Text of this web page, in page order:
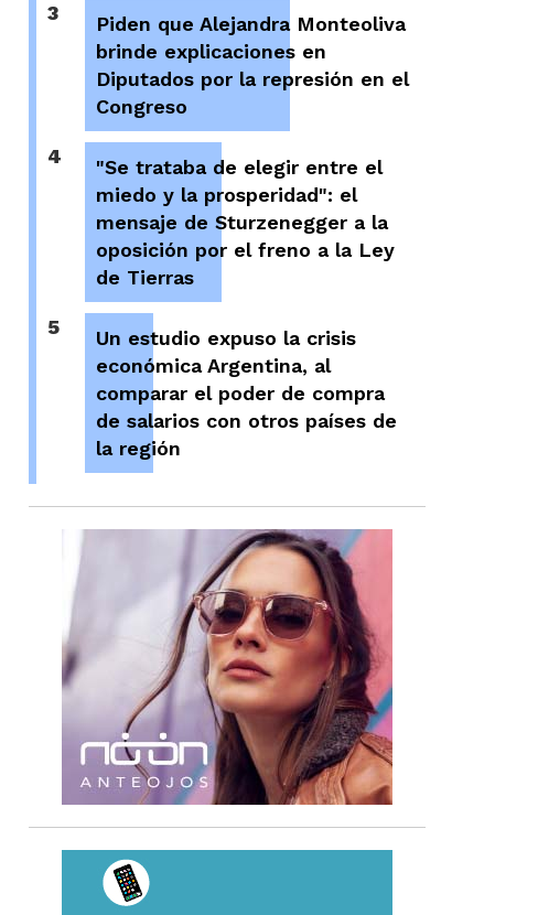
3
Piden que Alejandra Monteoliva
brinde explicaciones en
Diputados por la represión en el
Congreso
4
"Se trataba de elegir entre el
miedo y la prosperidad": el
mensaje de Sturzenegger a la
oposición por el freno a la Ley
de Tierras
5
Un estudio expuso la crisis
económica Argentina, al
comparar el poder de compra
de salarios con otros países de
la región